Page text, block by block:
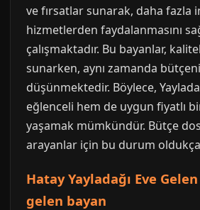
ve fırsatlar sunarak, daha fazla
hizmetlerden faydalanmasını
çalışmaktadır. Bu bayanlar,
sunarken, aynı zamanda
düşünmektedir. Böylece,
eğlenceli hem de uygun fiyatlı
yaşamak mümkündür. Bütçe
arayanlar için bu durum oldukça
Hatay Yayladağı Eve
gelen bayan